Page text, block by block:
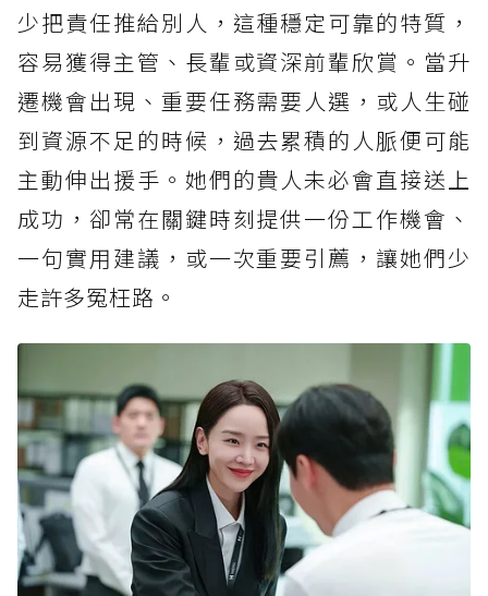
少把責任推給別人，這種穩定可靠的特質，
容易獲得主管、長輩或資深前輩欣賞。當升
遷機會出現、重要任務需要人選，或人生碰
到資源不足的時候，過去累積的人脈便可能
主動伸出援手。她們的貴人未必會直接送上
成功，卻常在關鍵時刻提供一份工作機會、
一句實用建議，或一次重要引薦，讓她們少
走許多冤枉路。